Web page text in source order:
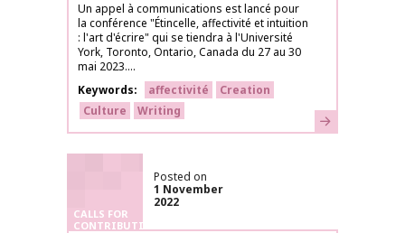
Un appel à communications est lancé pour
la conférence "Étincelle, affectivité et intuition
: l'art d'écrire" qui se tiendra à l'Université
York, Toronto, Ontario, Canada du 27 au 30
mai 2023....
Keywords
affectivité
Creation
Culture
Writing Learn more
CALLS FOR
CONTRIBUTIONS
Posted on
1 November
2022